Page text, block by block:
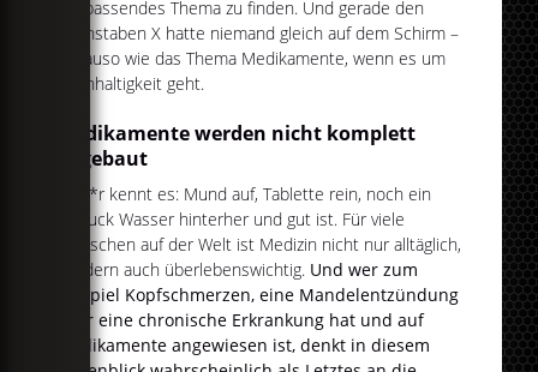
ein passendes Thema zu finden. Und gerade den
Buchstaben X hatte niemand gleich auf dem Schirm –
genauso wie das Thema Medikamente, wenn es um
Nachhaltigkeit geht.
Medikamente werden nicht komplett
abgebaut
Jede*r kennt es: Mund auf, Tablette rein, noch ein
Schluck Wasser hinterher und gut ist. Für viele
Menschen auf der Welt ist Medizin nicht nur alltäglich,
sondern auch überlebenswichtig. Und wer zum
Beispiel Kopfschmerzen, eine Mandelentzündung
oder eine chronische Erkrankung hat und auf
Medikamente angewiesen ist, denkt in diesem